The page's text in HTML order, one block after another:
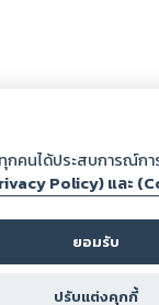
ปโหลดผ่านเว็บไซต์และป
คคลอื่นหรือขัดต่อกฎหมา
ณในการกลั่นกรองด้วยต
และศีลธรรม กรุณาแจ้งม
ทางสตอรี่ล็อกขอสงวนลิ
าสุด)
กคนได้ประสบการณ์ก
Policy) และ
ยอมรับ
ปรับแต่งคุกกี้